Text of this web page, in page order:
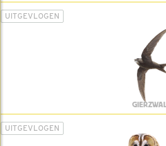
UITGEVLOGEN
UITGEVLOGEN